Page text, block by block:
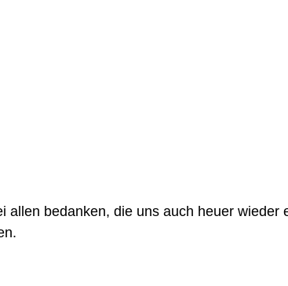
allen bedanken, die uns auch heuer wieder